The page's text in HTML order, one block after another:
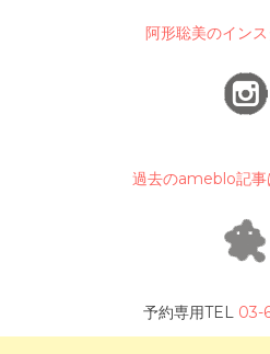
阿形聡美のイン
過去のameblo記事
予約専用TEL 03-